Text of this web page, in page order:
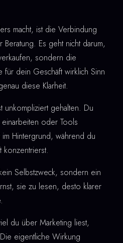
macht, ist die Verbindung
Es geht nicht darum,
sondern die
für dein Geschäft wirklich Sinn
diese Klarheit.
unkompliziert gehalten. Du
einarbeiten oder Tools
Hintergrund, während du
konzentrierst.
Selbstzweck, sondern ein
sie zu lesen, desto klarer
du über Marketing liest,
eigentliche Wirkung